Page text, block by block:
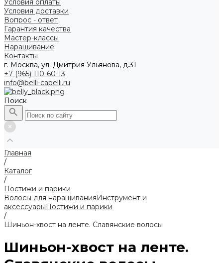
Условия оплаты
Условия доставки
Вопрос - ответ
Гарантия качества
Мастер-классы
Наращивание
Контакты
г. Москва, ул. Дмитрия Ульянова, д.31
+7 (965) 110-60-13
info@belli-capelli.ru
Поиск
Главная
/
Каталог
/
Постижи и парики
Волосы для наращиванияИнструмент и
аксессуарыПостижи и парики
/
Шиньон-хвост на ленте. Славянские волосы
Шиньон-хвост на ленте.